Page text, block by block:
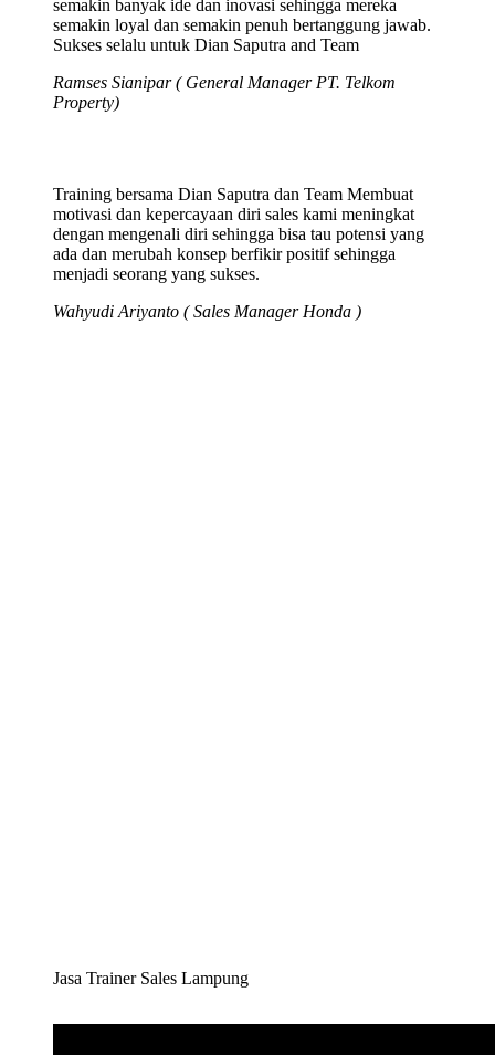
semakin banyak ide dan inovasi sehingga mereka
semakin loyal dan semakin penuh bertanggung jawab.
Sukses selalu untuk Dian Saputra and Team
Ramses Sianipar ( General Manager PT. Telkom
Property)
Training bersama Dian Saputra dan Team Membuat
motivasi dan kepercayaan diri sales kami meningkat
dengan mengenali diri sehingga bisa tau potensi yang
ada dan merubah konsep berfikir positif sehingga
menjadi seorang yang sukses.
Wahyudi Ariyanto ( Sales Manager Honda )
Jasa Trainer Sales Lampung